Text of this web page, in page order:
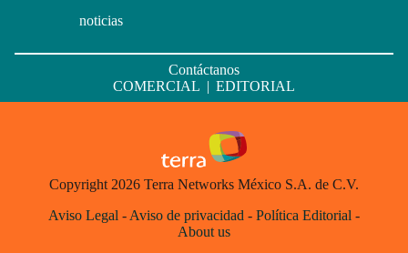
noticias
Contáctanos
COMERCIAL | EDITORIAL
Copyright 2026 Terra Networks México S.A. de C.V.
Aviso Legal - Aviso de privacidad - Política Editorial -
About us